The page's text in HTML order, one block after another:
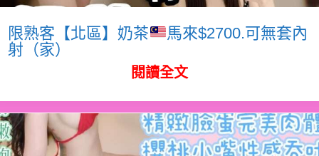
限熟客【北區】奶茶
馬來$2700.可無套內
射（家）
閱讀全文